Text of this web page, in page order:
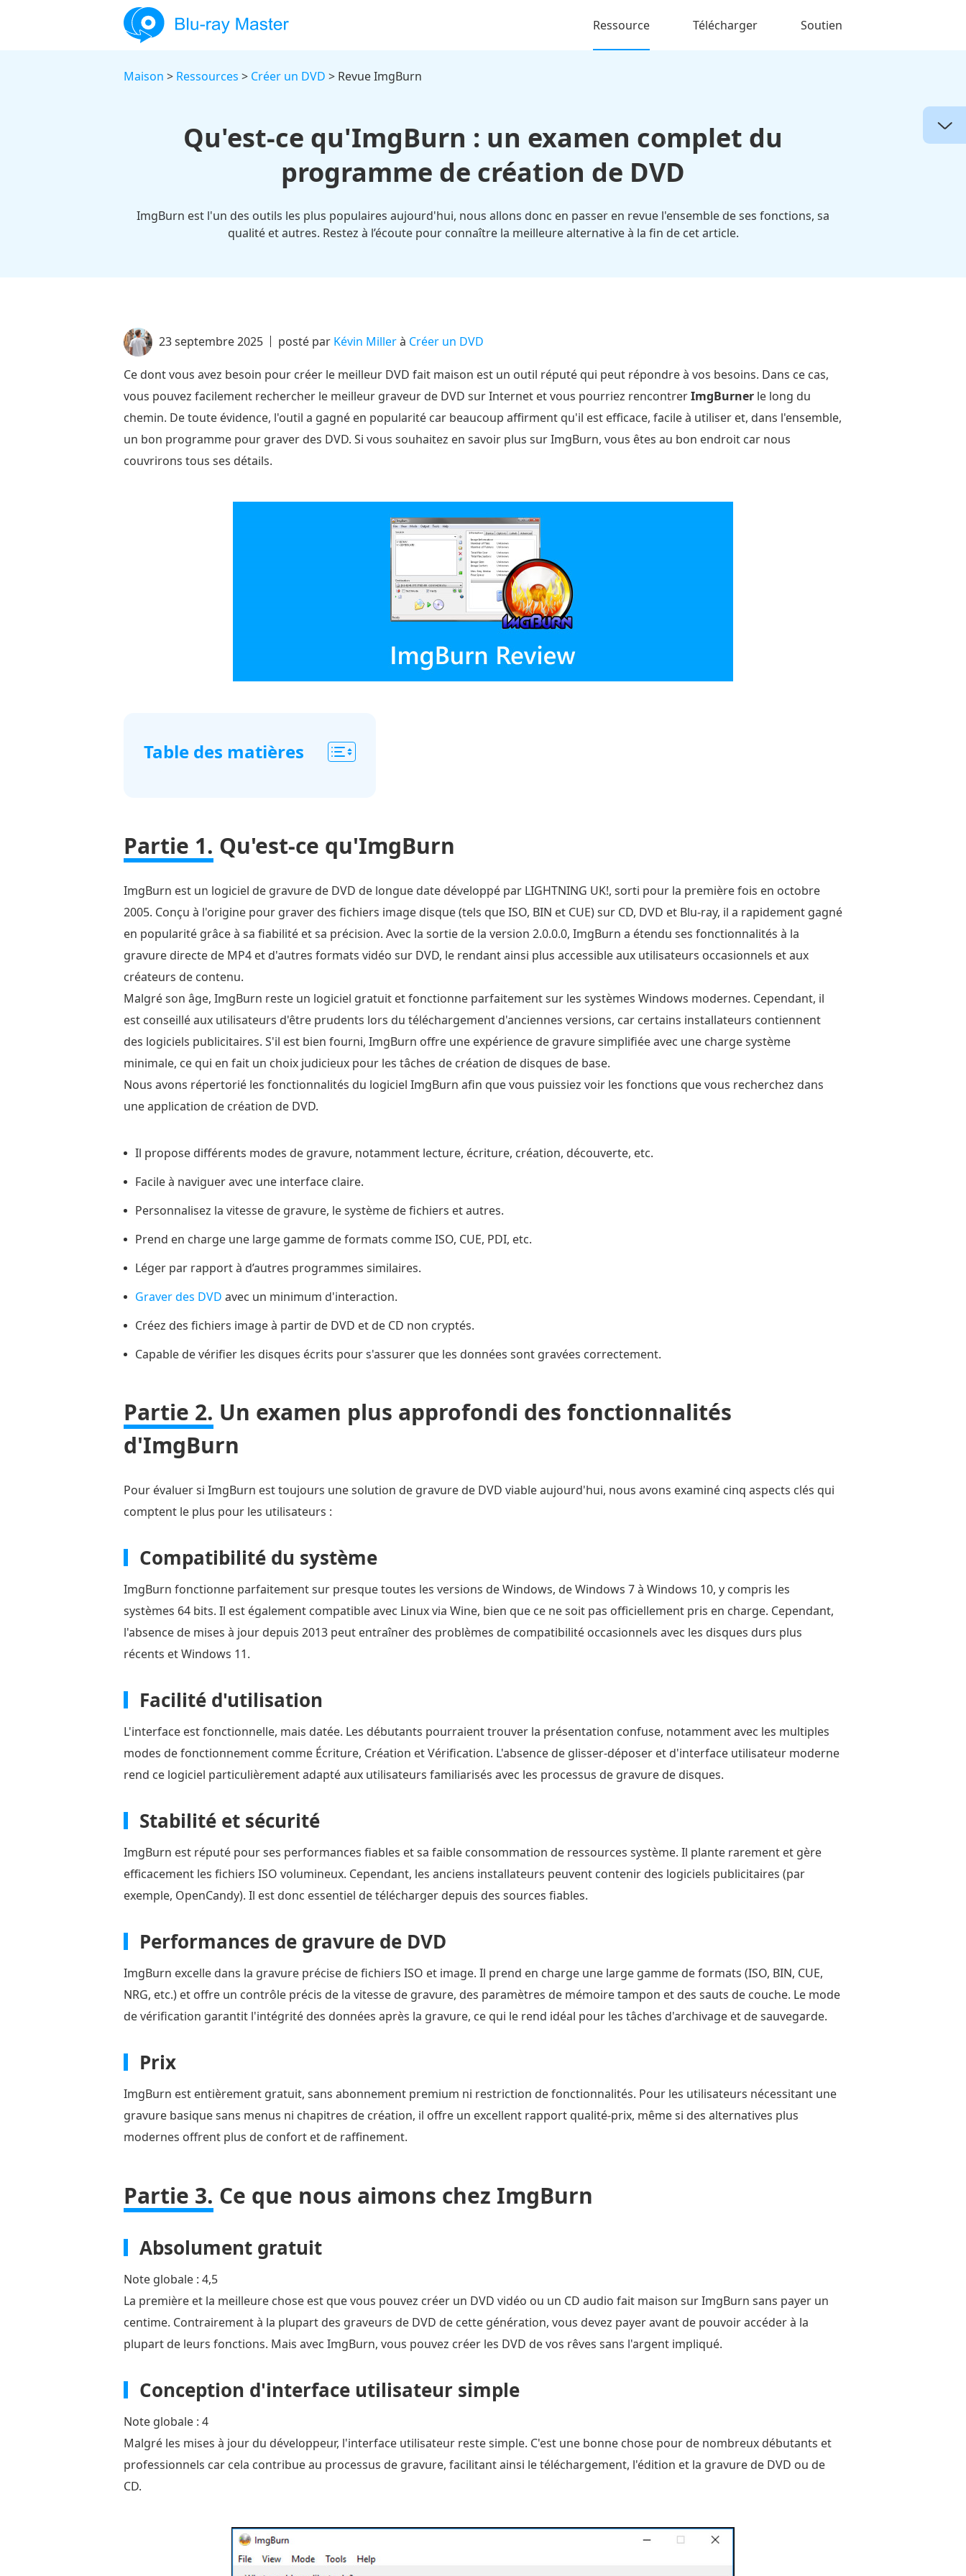
Ressource Télécharger Soutien
Maison > Ressources > Créer un DVD > Revue ImgBurn
Qu'est-ce qu'ImgBurn : un examen complet du
programme de création de DVD
ImgBurn est l'un des outils les plus populaires aujourd'hui, nous allons donc en passer en revue l'ensemble de ses fonctions, sa
qualité et autres. Restez à l’écoute pour connaître la meilleure alternative à la fin de cet article.
23 septembre 2025 posté par Kévin Millerà Créer un DVD
Ce dont vous avez besoin pour créer le meilleur DVD fait maison est un outil réputé qui peut répondre à vos besoins. Dans ce cas,
vous pouvez facilement rechercher le meilleur graveur de DVD sur Internet et vous pourriez rencontrerImgBurner le long du
chemin. De toute évidence, l'outil a gagné en popularité car beaucoup affirment qu'il est efficace, facile à utiliser et, dans l'ensemble,
un bon programme pour graver des DVD. Si vous souhaitez en savoir plus sur ImgBurn, vous êtes au bon endroit car nous
couvrirons tous ses détails.
Table des matières
ce
qu'ImgBurn
Partie
2.
Un
examen
plus
approfondi
des
d'ImgBurn
Ce
nous
aimons
ImgBurn
Partie
4.
que
nous
pas
ImgBurn
Partie
5.
utiliser
ImgBurn
un
DVD
Partie
6.
Verdict
Partie
Meilleure
alternative
à
Partie
sur
ImgBurn
Partie 1. Qu'est-ce qu'ImgBurn
ImgBurn est un logiciel de gravure de DVD de longue date développé par LIGHTNING UK!, sorti pour la première fois en octobre
2005. Conçu à l'origine pour graver des fichiers image disque (tels que ISO, BIN et CUE) sur CD, DVD et Blu-ray, il a rapidement gagné
en popularité grâce à sa fiabilité et sa précision. Avec la sortie de la version 2.0.0.0, ImgBurn a étendu ses fonctionnalités à la
gravure directe de MP4 et d'autres formats vidéo sur DVD, le rendant ainsi plus accessible aux utilisateurs occasionnels et aux
créateurs de contenu.
Malgré son âge, ImgBurn reste un logiciel gratuit et fonctionne parfaitement sur les systèmes Windows modernes. Cependant, il
est conseillé aux utilisateurs d'être prudents lors du téléchargement d'anciennes versions, car certains installateurs contiennent
des logiciels publicitaires. S'il est bien fourni, ImgBurn offre une expérience de gravure simplifiée avec une charge système
minimale, ce qui en fait un choix judicieux pour les tâches de création de disques de base.
Nous avons répertorié les fonctionnalités du logiciel ImgBurn afin que vous puissiez voir les fonctions que vous recherchez dans
une application de création de DVD.
Il propose différents modes de gravure, notamment lecture, écriture, création, découverte, etc.
Facile à naviguer avec une interface claire.
Personnalisez la vitesse de gravure, le système de fichiers et autres.
Prend en charge une large gamme de formats comme ISO, CUE, PDI, etc.
Léger par rapport à d’autres programmes similaires.
Graver des DVD avec un minimum d'interaction.
Créez des fichiers image à partir de DVD et de CD non cryptés.
Capable de vérifier les disques écrits pour s'assurer que les données sont gravées correctement.
Partie 2. Un examen plus approfondi des fonctionnalités
d'ImgBurn
Pour évaluer si ImgBurn est toujours une solution de gravure de DVD viable aujourd'hui, nous avons examiné cinq aspects clés qui
comptent le plus pour les utilisateurs :
Compatibilité du système
ImgBurn fonctionne parfaitement sur presque toutes les versions de Windows, de Windows 7 à Windows 10, y compris les
systèmes 64 bits. Il est également compatible avec Linux via Wine, bien que ce ne soit pas officiellement pris en charge. Cependant,
l'absence de mises à jour depuis 2013 peut entraîner des problèmes de compatibilité occasionnels avec les disques durs plus
récents et Windows 11.
Facilité d'utilisation
L'interface est fonctionnelle, mais datée. Les débutants pourraient trouver la présentation confuse, notamment avec les multiples
modes de fonctionnement comme Écriture, Création et Vérification. L'absence de glisser-déposer et d'interface utilisateur moderne
rend ce logiciel particulièrement adapté aux utilisateurs familiarisés avec les processus de gravure de disques.
Stabilité et sécurité
ImgBurn est réputé pour ses performances fiables et sa faible consommation de ressources système. Il plante rarement et gère
efficacement les fichiers ISO volumineux. Cependant, les anciens installateurs peuvent contenir des logiciels publicitaires (par
exemple, OpenCandy). Il est donc essentiel de télécharger depuis des sources fiables.
Performances de gravure de DVD
ImgBurn excelle dans la gravure précise de fichiers ISO et image. Il prend en charge une large gamme de formats (ISO, BIN, CUE,
NRG, etc.) et offre un contrôle précis de la vitesse de gravure, des paramètres de mémoire tampon et des sauts de couche. Le mode
de vérification garantit l'intégrité des données après la gravure, ce qui le rend idéal pour les tâches d'archivage et de sauvegarde.
Prix
ImgBurn est entièrement gratuit, sans abonnement premium ni restriction de fonctionnalités. Pour les utilisateurs nécessitant une
gravure basique sans menus ni chapitres de création, il offre un excellent rapport qualité-prix, même si des alternatives plus
modernes offrent plus de confort et de raffinement.
Partie 3. Ce que nous aimons chez ImgBurn
Absolument gratuit
Note globale : 4,5
La première et la meilleure chose est que vous pouvez créer un DVD vidéo ou un CD audio fait maison sur ImgBurn sans payer un
centime. Contrairement à la plupart des graveurs de DVD de cette génération, vous devez payer avant de pouvoir accéder à la
plupart de leurs fonctions. Mais avec ImgBurn, vous pouvez créer les DVD de vos rêves sans l'argent impliqué.
Conception d'interface utilisateur simple
Note globale : 4
Malgré les mises à jour du développeur, l'interface utilisateur reste simple. C'est une bonne chose pour de nombreux débutants et
professionnels car cela contribue au processus de gravure, facilitant ainsi le téléchargement, l'édition et la gravure de DVD ou de
CD.